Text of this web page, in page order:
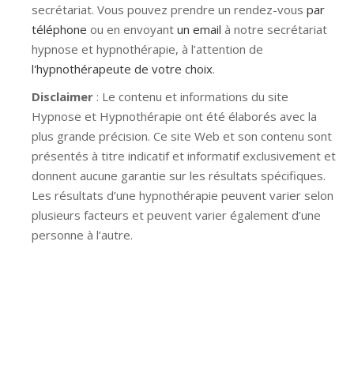
secrétariat. Vous pouvez prendre un rendez-vous par
téléphone ou en envoyant un email à notre secrétariat
hypnose et hypnothérapie, à l’attention de
l'hypnothérapeute de votre choix.
Disclaimer : Le contenu et informations du site
Hypnose et Hypnothérapie ont été élaborés avec la
plus grande précision. Ce site Web et son contenu sont
présentés à titre indicatif et informatif exclusivement et
donnent aucune garantie sur les résultats spécifiques.
Les résultats d’une hypnothérapie peuvent varier selon
plusieurs facteurs et peuvent varier également d’une
personne à l’autre.